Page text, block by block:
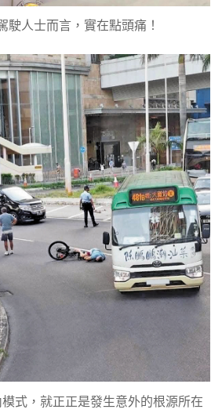
駛人士而言，實在點頭痛！
式，就正正是發生意外的根源所在